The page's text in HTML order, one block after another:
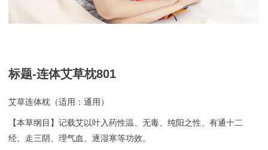
标题-连体艾草枕801
艾草连体枕（适用：通用）
【本草纲目】记载艾以叶入药性温、无毒、纯阳之性、有通十二
经、走三阴、理气血、逐湿寒等功效。